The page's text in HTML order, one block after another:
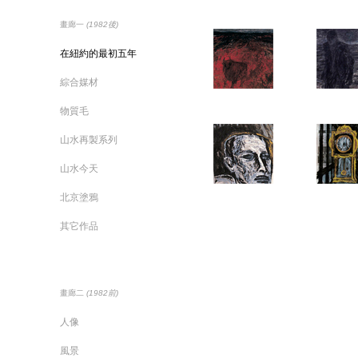
畫廊一 (1982後)
在紐約的最初五年
綜合媒材
物質毛
山水再製系列
山水今天
北京塗鴉
其它作品
畫廊二 (1982前)
人像
風景